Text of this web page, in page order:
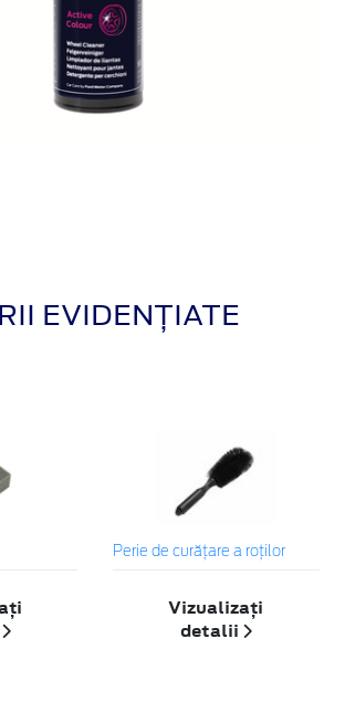
EVIDENȚIATE
Perie de curățare a roților
Vizualizați
detalii